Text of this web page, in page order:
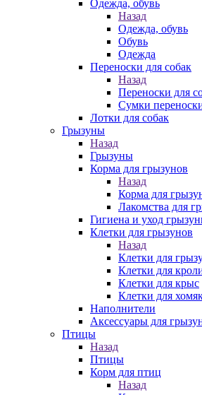
Одежда, обувь
Назад
Одежда, обувь
Обувь
Одежда
Переноски для собак
Назад
Переноски для
Сумки
Лотки для собак
Грызуны
Назад
Грызуны
Корма для грызунов
Назад
Корма для
Лакомства для
Гигиена и уход
Клетки для грызунов
Назад
Клетки для
Клетки для
Клетки для крыс
Клетки для
Наполнители
Аксессуары для
Птицы
Назад
Птицы
Корм для птиц
Назад